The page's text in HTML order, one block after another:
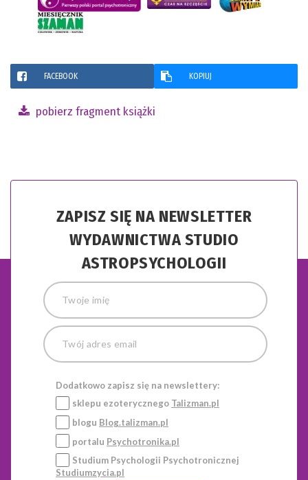
FACEBOOK KOPIUJ
pobierz fragment książki
ZAPISZ SIĘ NA NEWSLETTER
WYDAWNICTWA STUDIO
ASTROPSYCHOLOGII
Dodatkowo zapisz się na newslettery:
sklepu ezoterycznego Talizman.pl
blogu Blog.talizman.pl
portalu Psychotronika.pl
Studium Psychologii Psychotronicznej
Studiumzycia.pl